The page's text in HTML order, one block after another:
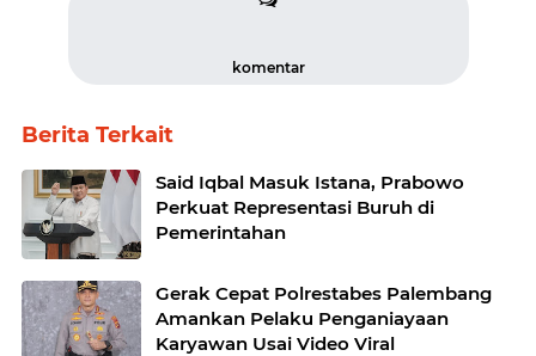
komentar
Berita Terkait
Said Iqbal Masuk Istana, Prabowo
Perkuat Representasi Buruh di
Pemerintahan
Gerak Cepat Polrestabes Palembang
Amankan Pelaku Penganiayaan
Karyawan Usai Video Viral